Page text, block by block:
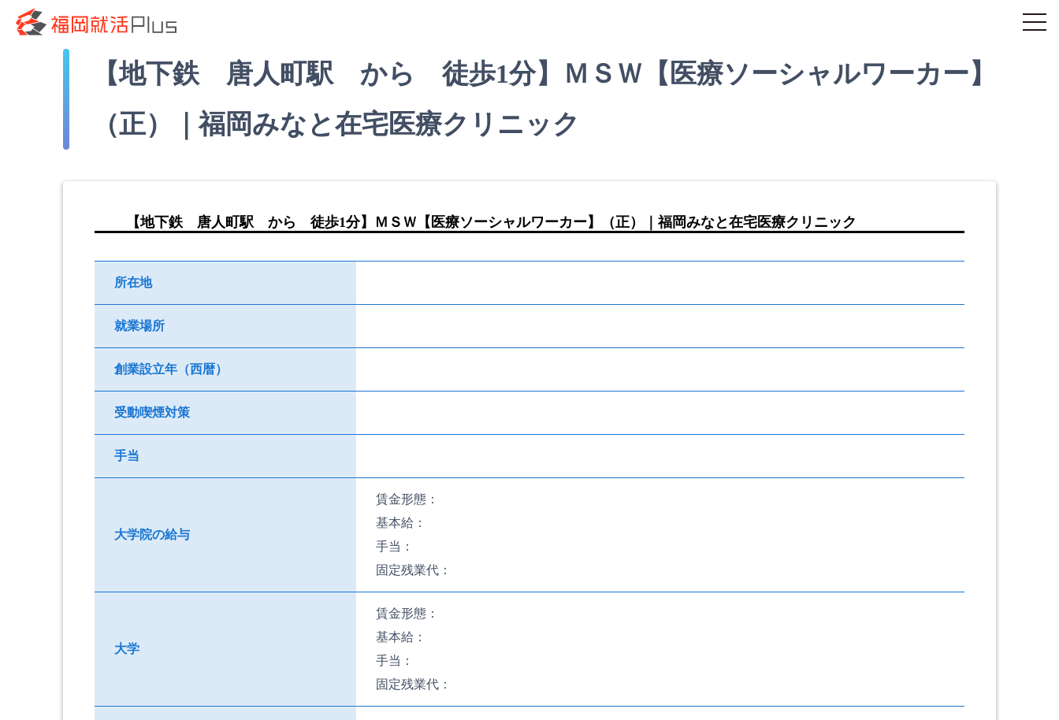
【地下鉄 唐人町駅 から 徒歩1分】ＭＳＷ【医療ソーシャルワーカー】
（正）｜福岡みなと在宅医療クリニック
【地下鉄 唐人町駅 から 徒歩1分】ＭＳＷ【医療ソーシャルワーカー】（正）｜福岡みなと在宅医療クリニック
所在地
就業場所
創業設立年（西暦）
受動喫煙対策
手当
大学院の給与
賃金形態：
基本給：
手当：
固定残業代：
大学
賃金形態：
基本給：
手当：
固定残業代：